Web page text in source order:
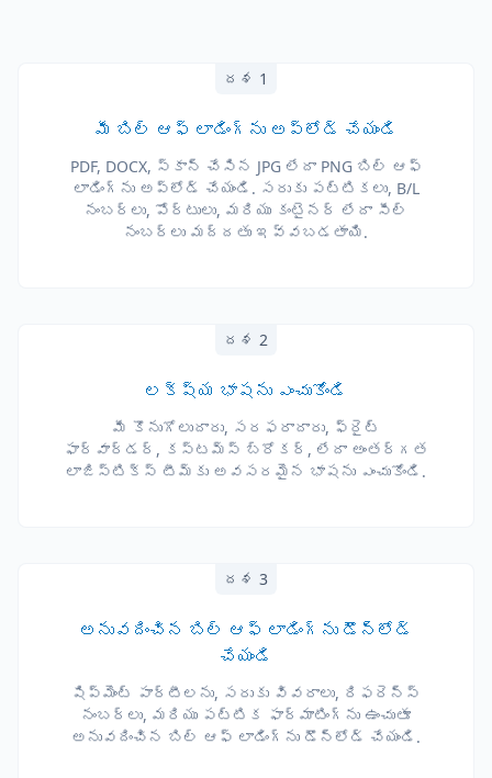
దశ 1
మీ బిల్ ఆఫ్ లాడింగ్‌ను అప్‌లోడ్ చేయండి
PDF, DOCX, స్కాన్ చేసిన JPG లేదా PNG బిల్ ఆఫ్
లాడింగ్‌ను అప్‌లోడ్ చేయండి. సరుకు పట్టికలు, B/L
నంబర్లు, పోర్టులు, మరియు కంటైనర్ లేదా సీల్
నంబర్లు మద్దతు ఇవ్వబడతాయి.
దశ 2
లక్ష్య భాషను ఎంచుకోండి
మీ కొనుగోలుదారు, సరఫరాదారు, ఫ్రైట్
ఫార్వార్డర్, కస్టమ్స్ బ్రోకర్, లేదా అంతర్గత
లాజిస్టిక్స్ టీమ్‌కు అవసరమైన భాషను ఎంచుకోండి.
దశ 3
అనువదించిన బిల్ ఆఫ్ లాడింగ్‌ను డౌన్‌లోడ్
చేయండి
షిప్మెంట్ పార్టీలను, సరుకు వివరాలు, రిఫరెన్స్
నంబర్లు, మరియు పట్టిక ఫార్మాటింగ్‌ను ఉంచుతూ
అనువదించిన బిల్ ఆఫ్ లాడింగ్‌ను డౌన్‌లోడ్ చేయండి.